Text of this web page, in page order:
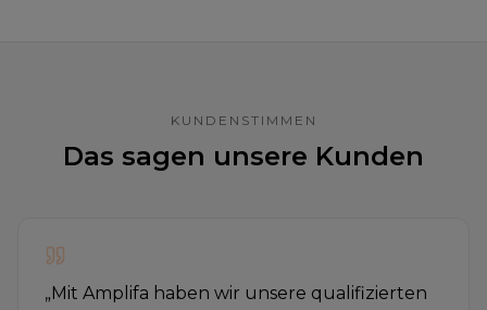
KUNDENSTIMMEN
Das sagen unsere Kunden
„Mit Amplifa haben wir unsere qualifizierten